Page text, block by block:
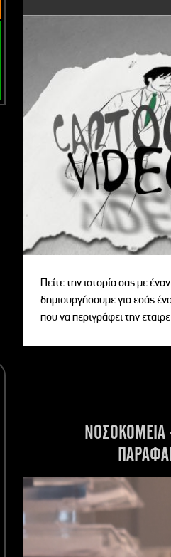
Πείτε την ιστορία σας με
δημιουργήσουμε για εσάς
που να περιγράφει την
ΝΟΣΟΚΟΜΕΙΑ